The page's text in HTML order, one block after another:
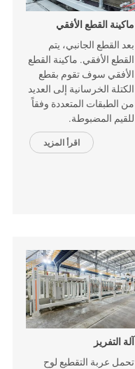
ماكينة القطع الأفقي
بعد القطع الجانبي، يتم
القطع الأفقي. ماكينة القطع
الأفقي سوف تقوم بقطع
الكتلة الخرسانية إلى العديد
من الطبقات المتعددة وفقاً
للقيم المضبوطة.
اقرأ المزيد
آلة التفريز
تحمل عربة التقطيع لوح